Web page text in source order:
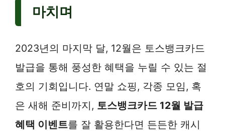
마치며
2023년의 마지막 달, 12월은 토스뱅크카드
발급을 통해 풍성한 혜택을 누릴 수 있는 절
호의 기회입니다. 연말 쇼핑, 각종 모임, 혹
은 새해 준비까지, 토스뱅크카드 12월 발급
혜택 이벤트를 잘 활용한다면 든든한 캐시